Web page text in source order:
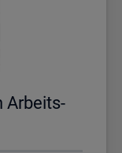
Ar­beits­